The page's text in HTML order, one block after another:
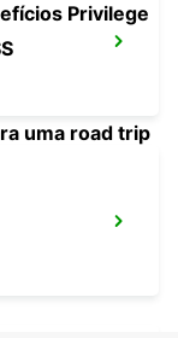
Privilege
uma road trip